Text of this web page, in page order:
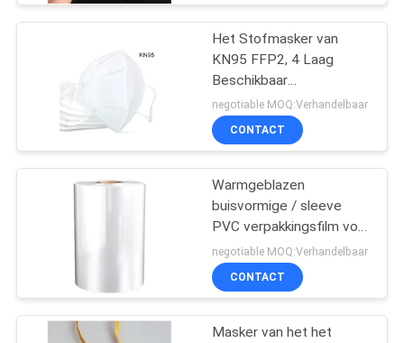
OM EEN
SITEMAP
PRIVACY
POLICY
PETG-Krimpfolie
39
Diagnostische
14
Het Stofmasker van
KN95 FFP2, 4 Laag
Beschikbaar
Beschermend Masker
voor Volwassene
negotiable MOQ:Verhandelbaar
CONTACT
Warmgeblazen
buisvormige / sleeve
PVC verpakkingsfilm voor
etiketten
negotiable MOQ:Verhandelbaar
CONTACT
Masker van het het